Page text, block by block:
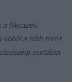
a Nemzeti
abból a több mint
portálon